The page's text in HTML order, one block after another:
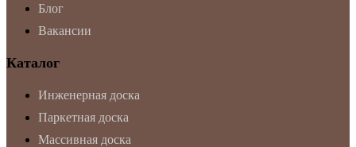
Блог
Вакансии
Каталог
Инженерная доска
Паркетная доска
Массивная доска